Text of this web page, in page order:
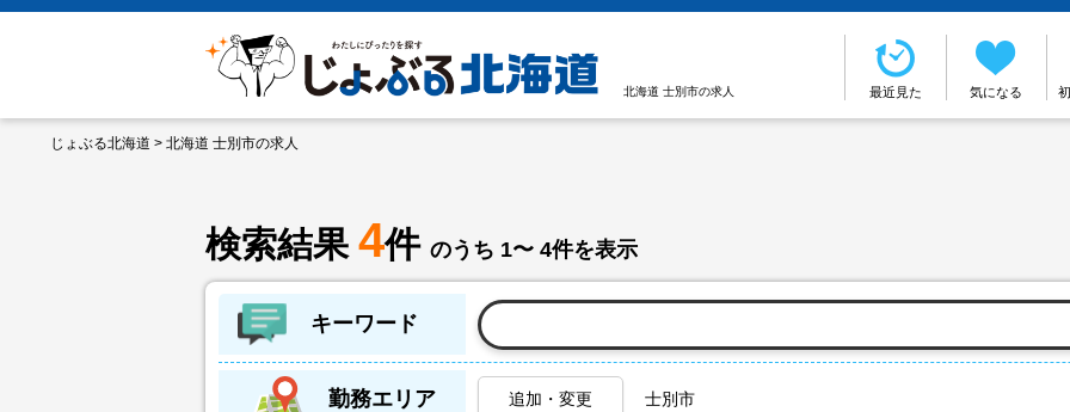
北海道 士別市の求人 最近見た 気になる
じょぶる北海道 > 北海道 士別市の求人
検索結果 4件 のうち 1〜 4件を表示
キーワード
勤務エリア 追加・変更 士別市